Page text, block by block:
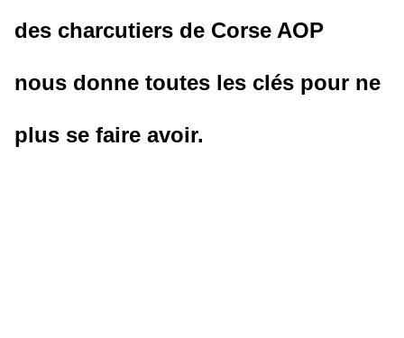
des charcutiers de Corse AOP
nous donne toutes les clés pour ne
plus se faire avoir.